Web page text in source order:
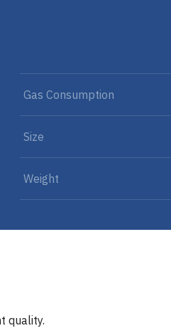
Gas Consumption
Size
Weight
quality.